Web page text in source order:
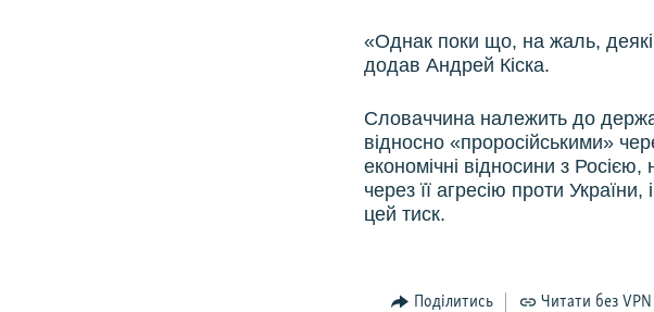
«Однак поки що, на жаль,
додав Андрей Кіска.
Словаччина належить до
відносно «проросійськими»
економічні відносини з
через її агресію проти
цей тиск.
Поділитись Читати без VPN